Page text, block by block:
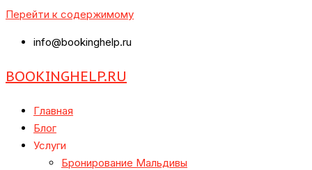
Перейти к содержимому
info@bookinghelp.ru
BOOKINGHELP.RU
Главная
Блог
Услуги
Бронирование Мальдивы